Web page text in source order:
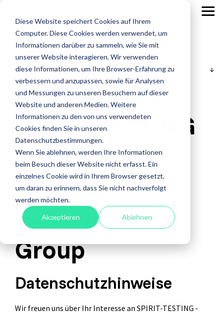
Diese Website speichert Cookies auf Ihrem
Computer. Diese Cookies werden verwendet, um
Informationen darüber zu sammeln, wie Sie mit
unserer Website interagieren. Wir verwenden
diese Informationen, um Ihre Browser-Erfahrung zu
verbessern und anzupassen, sowie für Analysen
und Messungen zu unseren Besuchern auf dieser
Website und anderen Medien. Weitere
Informationen zu den von uns verwendeten
Cookies finden Sie in unseren
Datenschutzbestimmungen.
Wenn Sie ablehnen, werden Ihre Informationen
beim Besuch dieser Website nicht erfasst. Ein
einzelnes Cookie wird in Ihrem Browser gesetzt,
um daran zu erinnern, dass Sie nicht nachverfolgt
werden möchten.
Akzeptieren Ablehnen
main
content.Leistungen
Alle anzeigen
Agiles Testen
API Testing
Last- und Performance
Nutzerabnahmetest / UAT
Offshore Test Center
Leistungen
Penetration Testing
Standardsoftware
Test Factory Services
Testautomatisierung
Testberatung
Testmanagement
Leistungen
Studies.
ISTQB Certified Tester
Foundation Level
AI Testing
Testing with GenAI
Test Management
Test Analyst
Test Automation Engineering
Agile Tester
Acceptance Testing
Performance Testing
IREB Certified
Professional for
Requirements
Engineering
Datenschutz der SPIRIT-TESTING
Datenschutzhinweise in der Übersicht:
Datenschutz
SPIRIT-TESTING
- ein
Unternehmen
der
TestSolutions
Group
Datenschutzhinweise
Wir freuen uns über Ihr Interesse an SPIRIT-TESTING -